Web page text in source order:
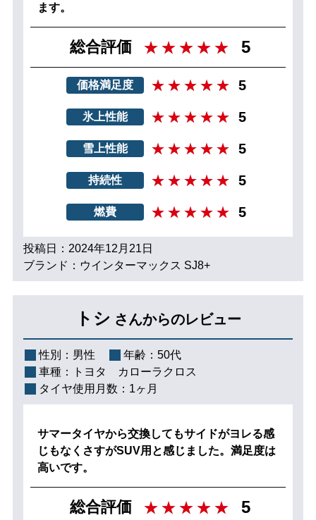
ます。
総合評価 5
価格満足度 5
氷上性能 5
雪上性能 5
持続性 5
燃費 5
投稿日：2024年12月21日
ブランド：ウインターマックス SJ8+
トシ さんからのレビュー
性別： 男性 年齢： 50代
車種：
トヨタ カローラクロス
タイヤ使用月数： 1ヶ月
サマータイヤから交換してもサイドがヨレる感
じもなくさすがSUV用と感じました。満足度は
高いです。
総合評価 5